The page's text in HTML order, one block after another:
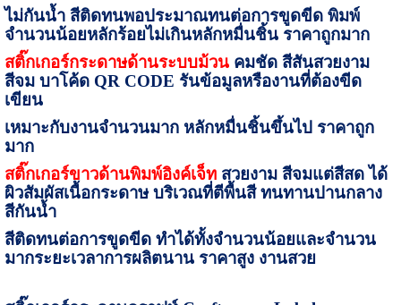
ไม่กันน้ำ สีติดทนพอประมาณทนต่อการขูดขีด พิมพ์
จำนวนน้อยหลักร้อยไม่เกินหลักหมื่นชิ้น ราคาถูกมาก
สติ๊กเกอร์กระดาษด้านระบบม้วน คมชัด สีสันสวยงาม
สีจม บาโค้ด QR CODE รันข้อมูลหรืองานที่ต้องขีด
เขียน
เหมาะกับงานจำนวนมาก หลักหมื่นชิ้นขึ้นไป ราคาถูก
มาก
สติ๊กเกอร์ขาวด้านพิมพ์อิงค์เจ็ท สวยงาม สีจมแต่สีสด ได้
ผิวสัมผัสเนื้อกระดาษ บริเวณที่ตีพื้นสี ทนทานปานกลาง
สีกันน้ำ
สีติดทนต่อการขูดขีด ทำได้ทั้งจำนวนน้อยและจำนวน
มากระยะเวลาการผลิตนาน ราคาสูง งานสวย